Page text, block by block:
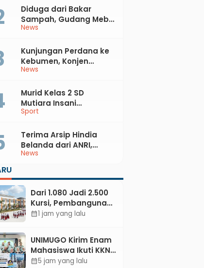
Kabupaten Kebumen
News
Diduga dari Bakar
Sampah, Gudang Mebel
di Petanahan Hangus
News
Kunjungan Perdana ke
Kebumen, Konjen
Australia Temui Bupati
Sport
Murid Kelas 2 SD
Mutiara Insani
Muhammadiyah
dan Perak di Kejurda
Tapak Suci Kebumen
2026
News
Terima Arsip Hindia
Belanda dari ANRI,
Pemkab Kebumen
Sejarah, Geopark, dan
Literasi Pertanian
Dari 1.080 Jadi 2.500
Kursi, Pembangunan
Sekolah Rakyat
Oktober 2026
calendar_month1 jam yang lalu
UNIMUGO Kirim Enam
Mahasiswa Ikuti KKN
Internasional 2026 di
calendar_month5 jam yang lalu